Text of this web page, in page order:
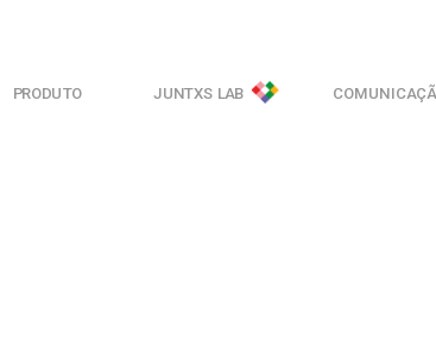
PRODUTO JUNTXS LAB